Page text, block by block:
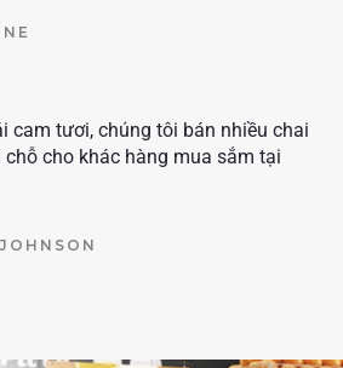
cam tươi, chúng tôi bán nhiều chai
cho khác hàng mua sắm tại